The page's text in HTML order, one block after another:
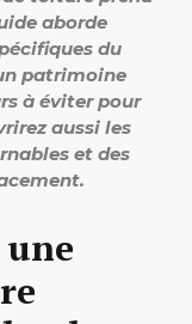
aborde
du
patrimoine
à éviter pour
aussi les
et des